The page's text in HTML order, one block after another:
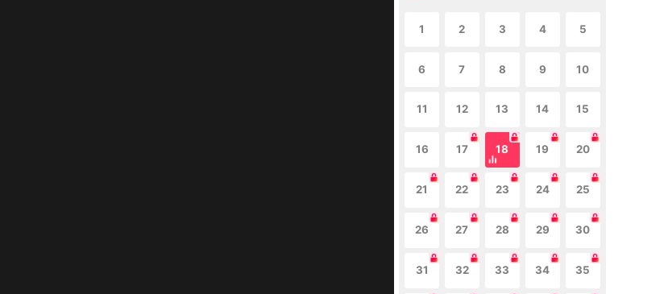
1 2 3 4 5
6 7 8 9 10
11 12 13 14 15
16 17 18 19 20
21 22 23 24 25
26 27 28 29 30
31 32 33 34 35